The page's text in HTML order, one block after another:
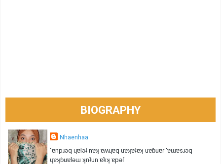
BIOGRAPHY
Nhaenhaa
˙ɐnpɹǝq ɥɐlǝʇ nɐʞ ɐʍɥɐq uɐʞɐʇɐʞ uɐɓuɐɾ 'ɐɯɐsɹǝq
ɥɐʞɓuɐlǝɯ ʞnʇun ɐʇıʞ ɐpǝſ